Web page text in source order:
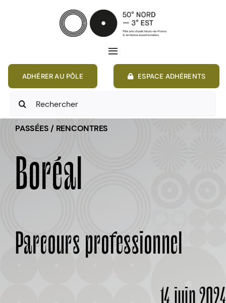
Toggle
Navigation
À PROPOS
ADHÉRER AU PÔLE ESPACE ADHÉRENTS
Rechercher:
PASSÉES / RENCONTRES
Boréal
Parcours professionnel